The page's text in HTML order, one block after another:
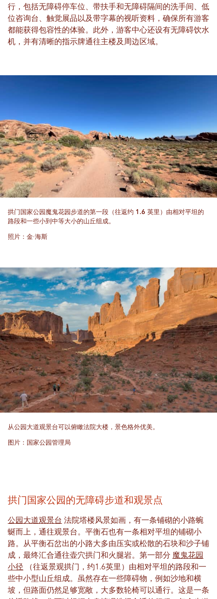
行，包括无障碍停车位、带扶手和无障碍隔间的洗手间、低
位咨询台、触觉展品以及带字幕的视听资料，确保所有游客
都能获得包容性的体验。此外，游客中心还设有无障碍饮水
机，并有清晰的指示牌通往主楼及周边区域。
拱门国家公园魔鬼花园步道的第一段（往返约 1.6 英里）由相对平坦的
路段和一些小到中等大小的山丘组成。
照片：金·海斯
从公园大道观景台可以俯瞰法院大楼，景色格外优美。
图片：国家公园管理局
拱门国家公园的无障碍步道和观景点
公园大道观景台 法院塔楼风景如画，有一条铺砌的小路蜿
蜒而上，通往观景台。平衡石也有一条相对平坦的铺砌小
路。从平衡石岔出的小路大多由压实或松散的石块和沙子铺
成，最终汇合通往壶穴拱门和火腿岩。第一部分 魔鬼花园
小径 （往返景观拱门，约1.6英里）由相对平坦的路段和一
些中小型山丘组成。虽然存在一些障碍物，例如沙地和横
坡，但路面仍然足够宽敞，大多数轮椅可以通行。这是一条